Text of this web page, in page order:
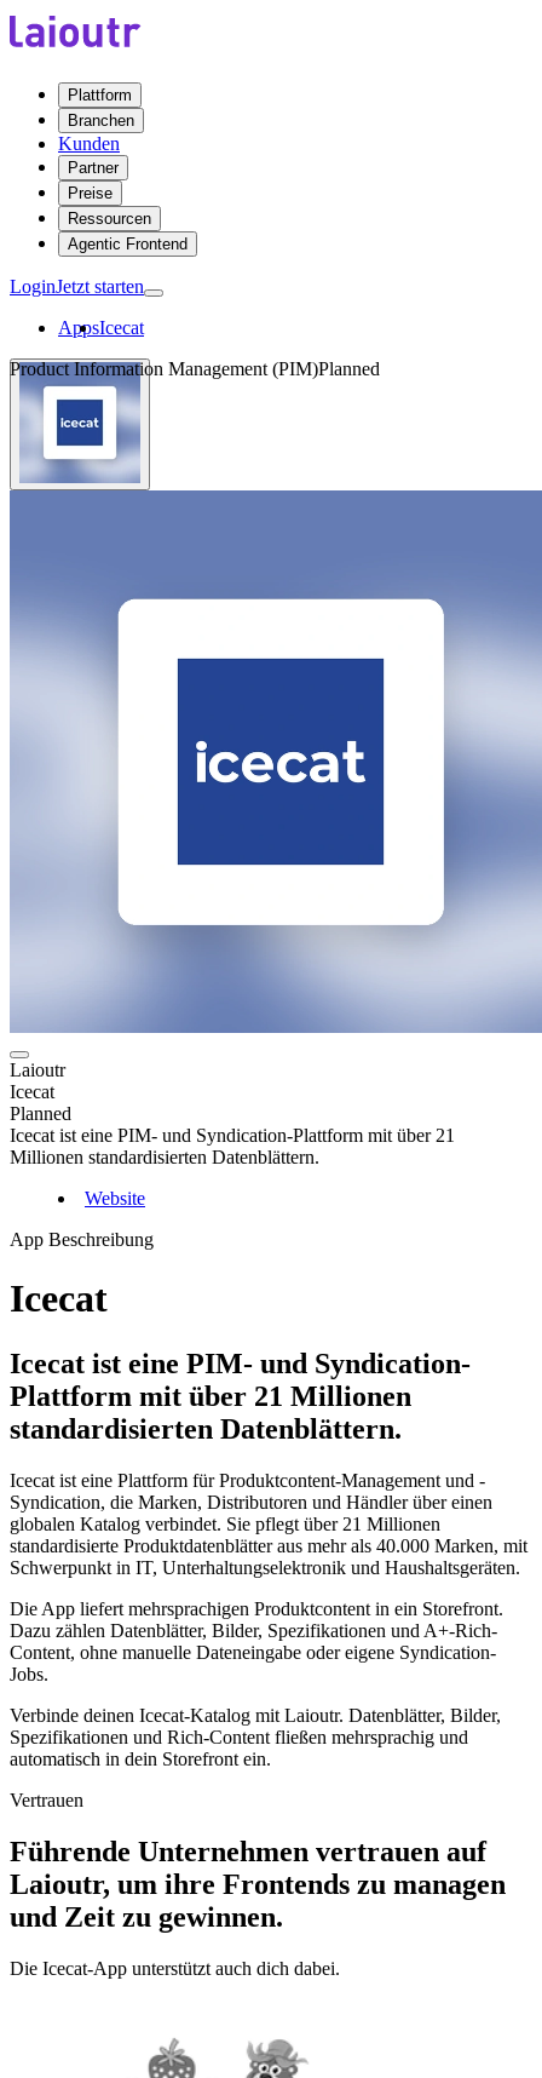
Plattform
Branchen
Kunden
Partner
Preise
Ressourcen
Agentic Frontend
LoginJetzt starten
AppsIcecat
Product Information Management (PIM)Planned
Laioutr
Icecat
Planned
Icecat ist eine PIM- und Syndication-Plattform mit über 21
Millionen standardisierten Datenblättern.
Website
App Beschreibung
Icecat
Icecat ist eine PIM- und Syndication-
Plattform mit über 21 Millionen
standardisierten Datenblättern.
Icecat ist eine Plattform für Produktcontent-Management und -
Syndication, die Marken, Distributoren und Händler über einen
globalen Katalog verbindet. Sie pflegt über 21 Millionen
standardisierte Produktdatenblätter aus mehr als 40.000 Marken, mit
Schwerpunkt in IT, Unterhaltungselektronik und Haushaltsgeräten.
Die App liefert mehrsprachigen Produktcontent in ein Storefront.
Dazu zählen Datenblätter, Bilder, Spezifikationen und A+-Rich-
Content, ohne manuelle Dateneingabe oder eigene Syndication-
Jobs.
Verbinde deinen Icecat-Katalog mit Laioutr. Datenblätter, Bilder,
Spezifikationen und Rich-Content fließen mehrsprachig und
automatisch in dein Storefront ein.
Vertrauen
Führende Unternehmen vertrauen auf
Laioutr, um ihre Frontends zu managen
und Zeit zu gewinnen.
Die Icecat-App unterstützt auch dich dabei.